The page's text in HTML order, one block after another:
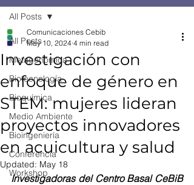
All Posts
Metagenómica
Biotecnología
Bioquímica
Medio Ambiente
Bioingeniería
Conferencia
Workshop
All Posts
Investigación con
enfoque de género en
STEM: mujeres lideran
proyectos innovadores
en acuicultura y salud
Comunicaciones Cebib
May 10, 2024 4 min read
Updated: May 18
Investigadoras del Centro Basal CeBiB